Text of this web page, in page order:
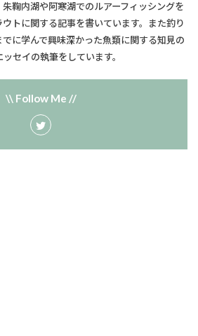
鞠内湖や阿寒湖でのルアーフィッシングを
トに関する記事を書いています。また釣り
に学んで興味深かった魚類に関する知見の
セイの執筆をしています。
\\ Follow Me //